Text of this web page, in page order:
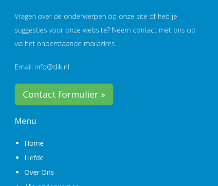
Vragen over de onderwerpen op onze site of heb je
suggesties voor onze website? Neem contact met ons op
via het onderstaande mailadres.
Email: info@dik.nl
Contact formulier »
Menu
Home
Liefde
Over Ons